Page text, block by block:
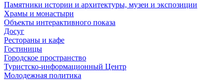
Памятники истории и архитектуры, музеи и экспозиции
Храмы и монастыри
Объекты интерактивного показа
Досуг
Рестораны и кафе
Гостиницы
Городское пространство
Туристско-информационный Центр
Молодежная политика